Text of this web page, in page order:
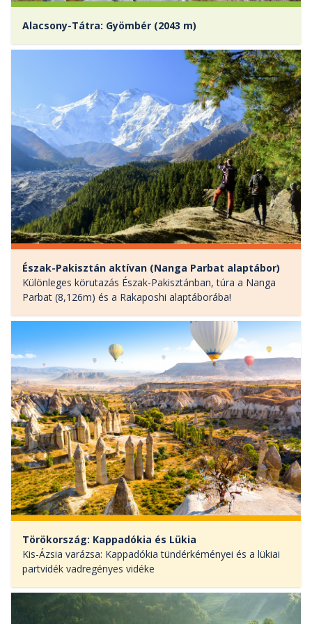
Alacsony-Tátra: Gyömbér (2043 m)
Észak-Pakisztán aktívan (Nanga Parbat alaptábor)
Különleges körutazás Észak-Pakisztánban, túra a Nanga
Parbat (8,126m) és a Rakaposhi alaptáborába!
Törökország: Kappadókia és Lükia
Kis-Ázsia varázsa: Kappadókia tündérkéményei és a lükiai
partvidék vadregényes vidéke